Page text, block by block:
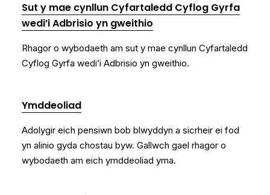
Sut y mae cynllun Cyfartaledd Cyflog Gyrfa
wedi’i Adbrisio yn gweithio
Rhagor o wybodaeth am sut y mae cynllun Cyfartaledd
Cyflog Gyrfa wedi’i Adbrisio yn gweithio.
Ymddeoliad
Adolygir eich pensiwn bob blwyddyn a sicrheir ei fod
yn alinio gyda chostau byw. Gallwch gael rhagor o
wybodaeth am eich ymddeoliad yma.